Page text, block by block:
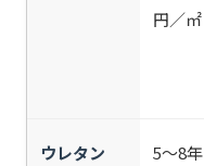
円／㎡
ウレタン
5〜8年